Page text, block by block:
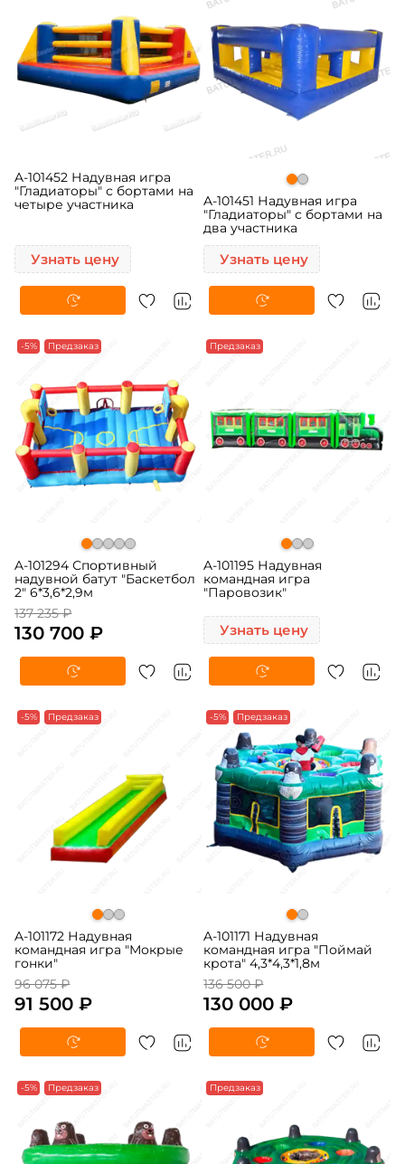
A-101452 Надувная игра
"Гладиаторы" с бортами на
четыре участника
Узнать цену
A-101451 Надувная игра
"Гладиаторы" с бортами на
два участника
Узнать цену
-5% Предзаказ
A-101294 Спортивный
надувной батут "Баскетбол
2" 6*3,6*2,9м
137 235 ₽
130 700 ₽
Предзаказ
A-101195 Надувная
командная игра
"Паровозик"
Узнать цену
-5% Предзаказ
A-101172 Надувная
командная игра "Мокрые
гонки"
96 075 ₽
91 500 ₽
-5% Предзаказ
A-101171 Надувная
командная игра "Поймай
крота" 4,3*4,3*1,8м
136 500 ₽
130 000 ₽
-5% Предзаказ Предзаказ